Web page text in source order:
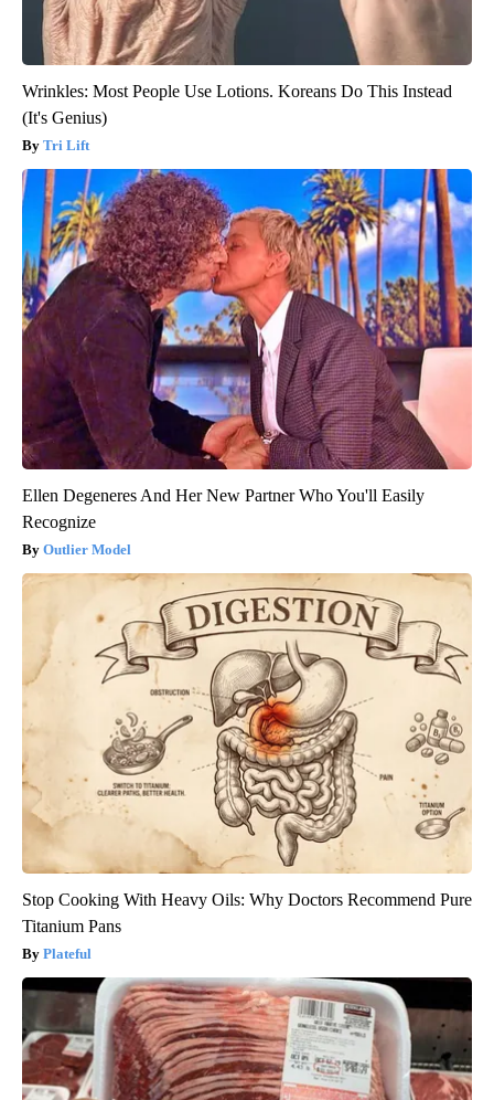
Wrinkles: Most People Use Lotions. Koreans Do This Instead
(It's Genius)
Tri Lift
Ellen Degeneres And Her New Partner Who You'll Easily
Recognize
Outlier Model
Stop Cooking With Heavy Oils: Why Doctors Recommend Pure
Titanium Pans
Plateful